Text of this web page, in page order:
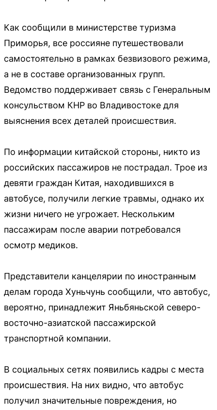
Как сообщили в министерстве туризма
Приморья, все россияне путешествовали
самостоятельно в рамках безвизового режима,
а не в составе организованных групп.
Ведомство поддерживает связь с Генеральным
консульством КНР во Владивостоке для
выяснения всех деталей происшествия.
По информации китайской стороны, никто из
российских пассажиров не пострадал. Трое из
девяти граждан Китая, находившихся в
автобусе, получили легкие травмы, однако их
жизни ничего не угрожает. Нескольким
пассажирам после аварии потребовался
осмотр медиков.
Представители канцелярии по иностранным
делам города Хуньчунь сообщили, что автобус,
вероятно, принадлежит Яньбяньской северо-
восточно-азиатской пассажирской
транспортной компании.
В социальных сетях появились кадры с места
происшествия. На них видно, что автобус
получил значительные повреждения, но